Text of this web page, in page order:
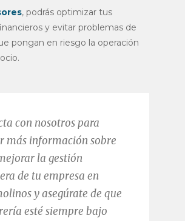
, podrás optimizar tus
y evitar problemas de
pongan en riesgo la operación
con nosotros para
más información sobre
la gestión
de tu empresa en
y asegúrate de que
esté siempre bajo